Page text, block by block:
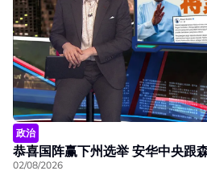
政治
恭喜国阵赢下州选举 安华中央跟
02/08/2026